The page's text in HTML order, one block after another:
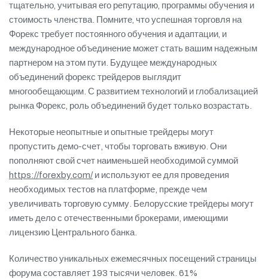
тщательно‚ учитывая его репутацию‚ программы обучения и
стоимость членства. Помните‚ что успешная торговля на
Форекс требует постоянного обучения и адаптации‚ и
международное объединение может стать вашим надежным
партнером на этом пути. Будущее международных
объединений форекс трейдеров выглядит
многообещающим. С развитием технологий и глобализацией
рынка Форекс‚ роль объединений будет только возрастать.
Некоторые неопытные и опытные трейдеры могут
пропустить демо-счет, чтобы торговать вживую. Они
пополняют свой счет наименьшей необходимой суммой
https://forexby.com/и используют ее для проведения
необходимых тестов на платформе, прежде чем
увеличивать торговую сумму. Белорусские трейдеры могут
иметь дело с отечественными брокерами, имеющими
лицензию Центрального банка.
Количество уникальных ежемесячных посещений страницы
форума составляет 193 тысячи человек. 61%